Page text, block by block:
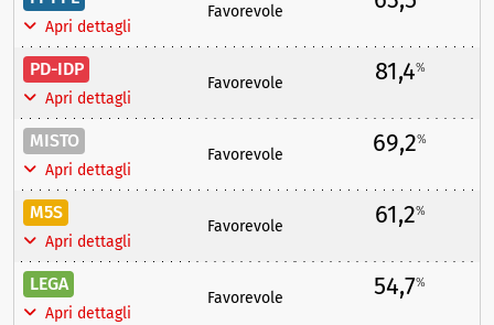
Apri dettagli
Favorevole
PD-IDP
Apri dettagli
Favorevole 81,4%
MISTO
Apri dettagli
Favorevole 69,2%
M5S
Apri dettagli
Favorevole 61,2%
LEGA
Apri dettagli
Favorevole 54,7%